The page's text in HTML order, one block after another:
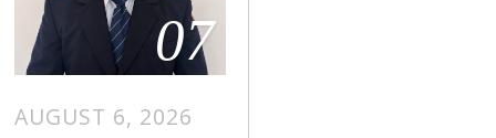
07
AUGUST 6, 2026